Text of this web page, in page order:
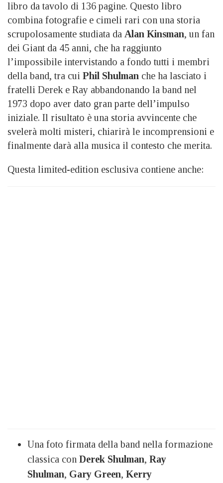
libro da tavolo di 136 pagine. Questo libro
combina fotografie e cimeli rari con una storia
scrupolosamente studiata da Alan Kinsman, un fan
dei Giant da 45 anni, che ha raggiunto
l’impossibile intervistando a fondo tutti i membri
della band, tra cui Phil Shulman che ha lasciato i
fratelli Derek e Ray abbandonando la band nel
1973 dopo aver dato gran parte dell’impulso
iniziale. Il risultato è una storia avvincente che
svelerà molti misteri, chiarirà le incomprensioni e
finalmente darà alla musica il contesto che merita.
Questa limited-edition esclusiva contiene anche:
Una foto firmata della band nella formazione
classica con Derek Shulman, Ray
Shulman, Gary Green, Kerry